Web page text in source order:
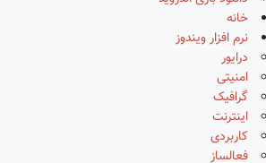
خانه
نرم افزار ویندوز
درایور
امنیتی
گرافیک
اینترنت
کاربردی
فعالساز